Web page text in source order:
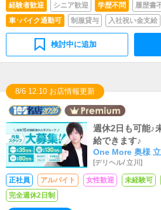
経験者歓迎
シニア歓迎 学歴不問 履歴書
車･バイク通勤可
制服貸与 入社祝い金支給
検討中に追加
8/6 12:10 お店情報更新
週休2日も可能♪
給できます♪
One More 奥様
[デリヘル/ 立川]
正社員 アルバイト 女性歓迎 未経験可
完全週休2日制